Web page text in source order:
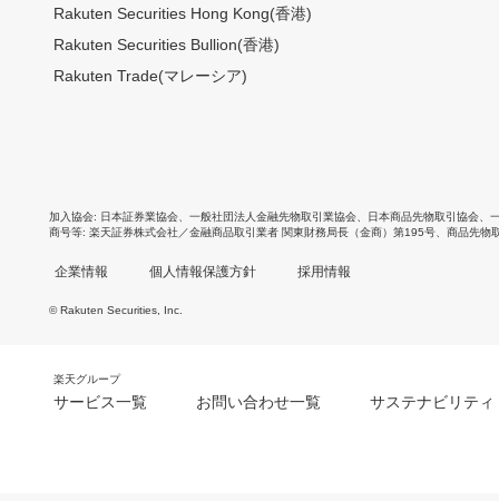
Rakuten Securities Hong Kong(香港)
Rakuten Securities Bullion(香港)
Rakuten Trade(マレーシア)
加入協会 日本証券業協会 一般社団法人金融先物取引業協会 日本商品先物取引協会
商号等 楽天証券株式会社／金融商品取引業者 関東財務局長（金商）第195号、商品先物
企業情報 個人情報保護方針 採用情報
© Rakuten Securities, Inc.
楽天グループ
サービス一覧 お問い合わせ一覧 サステナビリティ